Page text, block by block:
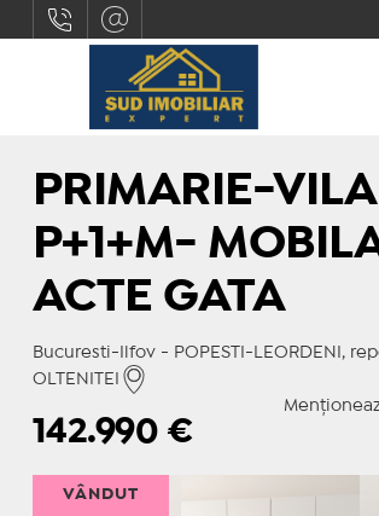
PRIMARIE-VILA
P+1+M-
ACTE GATA
Bucuresti-Ilfov - POPESTI-LEORDENI,
OLTENITEI
142.990 €
VÂNDUT